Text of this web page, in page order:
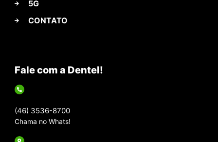
5G
CONTATO
Fale com a Dentel!
(46) 3536-8700
Chama no Whats!